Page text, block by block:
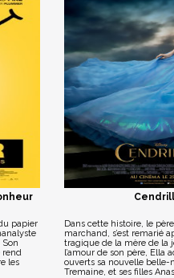
papier
rend
les
Dans cette histoire, le
marchand, s’est remarié
tragique de la mère de la
l’amour de son père, Ella
ouverts sa nouvelle belle-
Tremaine, et ses filles